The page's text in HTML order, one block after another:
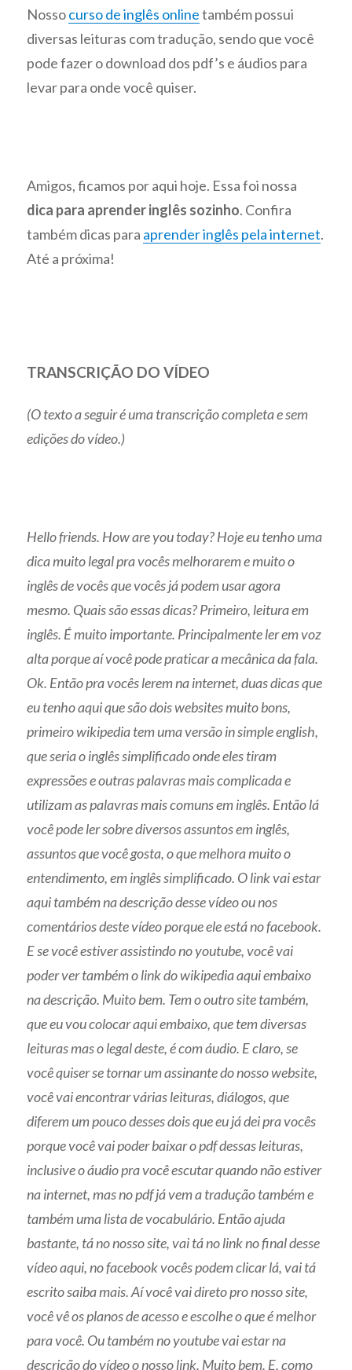
Nossocurso de inglês onlinetambém possui
diversas leituras com tradução, sendo que você
pode fazer o download dos pdf’s e áudios para
levar para onde você quiser.
Amigos, ficamos por aqui hoje. Essa foi nossa
dica para aprender inglês sozinho. Confira
também dicas para aprender inglês pela internet.
Até a próxima!
TRANSCRIÇÃO DO VÍDEO
(O texto a seguir é uma transcrição completa e sem
edições do vídeo.)
Hello friends. How are you today? Hoje eu tenho uma
dica muito legal pra vocês melhorarem e muito o
inglês de vocês que vocês já podem usar agora
mesmo. Quais são essas dicas? Primeiro, leitura em
inglês. É muito importante. Principalmente ler em voz
alta porque aí você pode praticar a mecânica da fala.
Ok. Então pra vocês lerem na internet, duas dicas que
eu tenho aqui que são dois websites muito bons,
primeiro wikipedia tem uma versão in simple english,
que seria o inglês simplificado onde eles tiram
expressões e outras palavras mais complicada e
utilizam as palavras mais comuns em inglês. Então lá
você pode ler sobre diversos assuntos em inglês,
assuntos que você gosta, o que melhora muito o
entendimento, em inglês simplificado. O link vai estar
aqui também na descrição desse vídeo ou nos
comentários deste vídeo porque ele está no facebook.
E se você estiver assistindo no youtube, você vai
poder ver também o link do wikipedia aqui embaixo
na descrição. Muito bem. Tem o outro site também,
que eu vou colocar aqui embaixo, que tem diversas
leituras mas o legal deste, é com áudio. E claro, se
você quiser se tornar um assinante do nosso website,
você vai encontrar várias leituras, diálogos, que
diferem um pouco desses dois que eu já dei pra vocês
porque você vai poder baixar o pdf dessas leituras,
inclusive o áudio pra você escutar quando não estiver
na internet, mas no pdf já vem a tradução também e
também uma lista de vocabulário. Então ajuda
bastante, tá no nosso site, vai tá no link no final desse
vídeo aqui, no facebook vocês podem clicar lá, vai tá
escrito saiba mais. Aí você vai direto pro nosso site,
você vê os planos de acesso e escolhe o que é melhor
para você. Ou também no youtube vai estar na
descrição do vídeo o nosso link. Muito bem. E, como